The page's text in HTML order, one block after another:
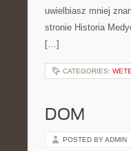
uwielbiasz mniej
stronie Historia
[…]
CATEGORIES:
DOM
POSTED BY ADMIN